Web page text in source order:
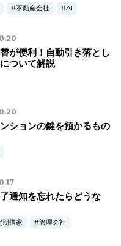
不動産会社 AI
が便利！自動引き落とし
ついて解説
ションの鍵を預かるもの
通知を忘れたらどうな
期借家
管理会社